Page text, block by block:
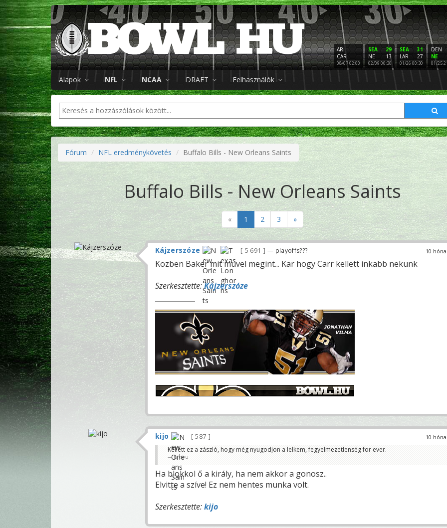
ARI
CAR
08/07 02:00
29
SEA
13
NE
02/09 00:30
31
SEA
27
LAR
01/26 00:30
DEN
NE
01/25
Alapok NFL NCAA DRAFT Felhasználók
Fórum NFL eredménykövetés Buffalo Bills - New Orleans Saints
Buffalo Bills - New Orleans Saints
« 1 2 3 »
10
Kájzerszóze 5 691 — playoffs???
Kozben Baker mit muvel megint... Kar hogy Carr kellett inkabb nekunk
Szerkesztette:Kájzerszóze
10
kijo
587
Kellett ez a zászló, hogy még nyugodjon a lelkem, fegyelmezetlenség for ever.
Fattyu
Ha blokkol ő a király, ha nem akkor a gonosz..
Elvitte a szíve! Ez nem hentes munka volt.
Szerkesztette:kijo